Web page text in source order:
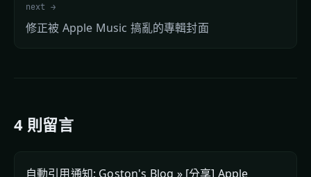
next →
修正被 Apple Music 搞亂的專輯封面
4 則留言
自動引用通知: Goston's Blog » [分享] Apple